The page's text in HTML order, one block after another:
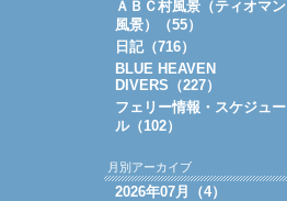
ＡＢＣ村風景（ティオマン
風景）（55）
日記（716）
BLUE HEAVEN
DIVERS（227）
フェリー情報・スケジュー
ル（102）
月別アーカイブ
2026年07月（4）